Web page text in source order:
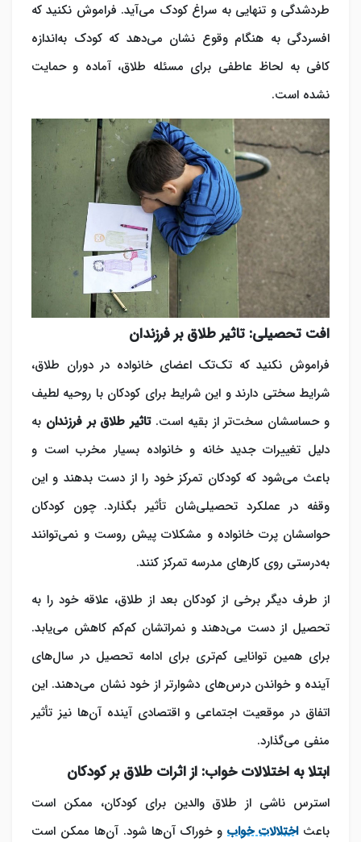
طردشدگی و تنهایی به سراغ کودک می‌آید. فراموش نکنید که
افسردگی به هنگام وقوع نشان می‌دهد که کودک به‌اندازه
کافی به لحاظ عاطفی برای مسئله طلاق، آماده و حمایت
نشده است.
افت تحصیلی: تاثیر طلاق بر فرزندان
فراموش نکنید که تک‌تک اعضای خانواده در دوران طلاق،
شرایط سختی دارند و این شرایط برای کودکان با روحیه لطیف
و حساسشان سخت‌تر از بقیه است.تاثیر طلاق بر فرزندان به
دلیل تغییرات جدید خانه و خانواده بسیار مخرب است و
باعث می‌شود که کودکان تمرکز خود را از دست بدهند و این
وقفه در عملکرد تحصیلی‌شان تأثیر بگذارد. چون کودکان
حواسشان پرت خانواده و مشکلات پیش روست و نمی‌توانند
به‌درستی روی کارهای مدرسه تمرکز کنند.
از طرف دیگر برخی از کودکان بعد از طلاق، علاقه خود را به
تحصیل از دست می‌دهند و نمراتشان کم‌کم کاهش می‌یابد.
برای همین توانایی کم‌تری برای ادامه تحصیل در سال‌های
آینده و خواندن درس‌های دشوارتر از خود نشان می‌دهند. این
اتفاق در موقعیت اجتماعی و اقتصادی آینده آن‌ها نیز تأثیر
منفی می‌گذارد.
ابتلا به اختلالات خواب: از اثرات طلاق بر کودکان
استرس ناشی از طلاق والدین برای کودکان، ممکن است
باعثاختلالات خواب ‌و خوراک آن‌ها شود. آن‌ها ممکن است